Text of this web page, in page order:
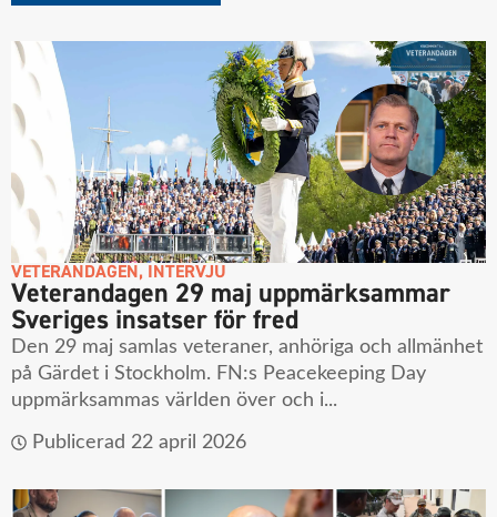
VETERANDAGEN, INTERVJU
Veterandagen 29 maj uppmärksammar
Sveriges insatser för fred
Den 29 maj samlas veteraner, anhöriga och allmänhet
på Gärdet i Stockholm. FN:s Peacekeeping Day
uppmärksammas världen över och i...
Publicerad 22 april 2026